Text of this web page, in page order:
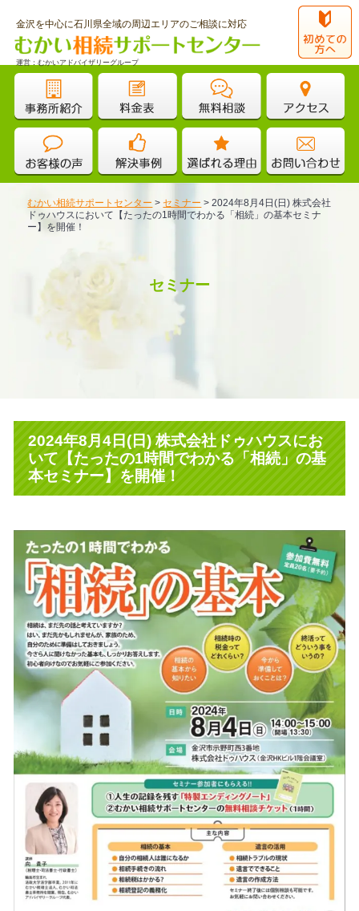
金沢を中心に石川県全域の周辺エリアのご相談に対応
運営：むかいアドバイザリーグループ
むかい相続サポートセンター >セミナー >2024年8月4日(日) 株式会社
ドゥハウスにおいて【たったの1時間でわかる「相続」の基本セミナ
ー】を開催！
セミナー
2024年8月4日(日) 株式会社ドゥハウスにお
いて【たったの1時間でわかる「相続」の基
本セミナー】を開催！